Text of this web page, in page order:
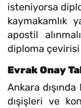
isteniyorsa
kaymakamlık
apostil
diploma çevirisi
Evrak Onay
Ankara
dışişleri ve